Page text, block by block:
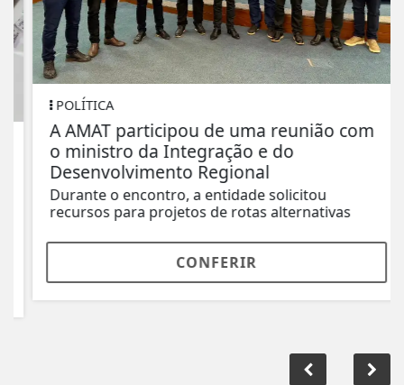
POLÍTICA
A AMAT participou de uma reunião com
o ministro da Integração e do
Desenvolvimento Regional
Durante o encontro, a entidade solicitou
recursos para projetos de rotas alternativas
CONFERIR